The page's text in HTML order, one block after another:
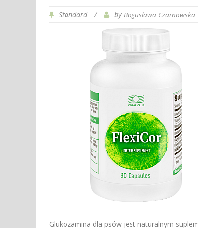
Standard / by Boguslawa Czarnowska
Glukozamina dla psów jest naturalnym